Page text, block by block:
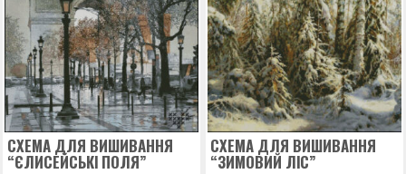
СХЕМА ДЛЯ ВИШИВАННЯ
“ЄЛИСЕЙСЬКІ ПОЛЯ”
СХЕМА ДЛЯ ВИШИВАННЯ
“ЗИМОВИЙ ЛІС”